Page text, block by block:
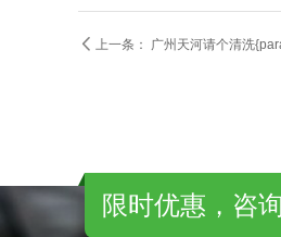
 上一条： 广州天河请个清洗
限时优惠，咨